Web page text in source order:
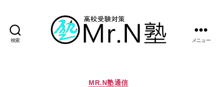
検索 メニュー
カ
MR.N塾通信